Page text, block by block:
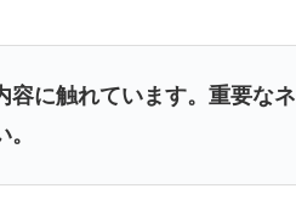
に触れています。重要な